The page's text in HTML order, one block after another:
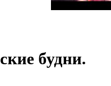
будни.